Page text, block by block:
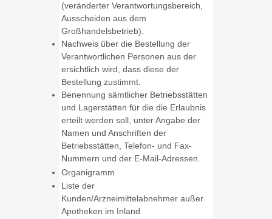
(veränderter Verantwortungsbereich,
Ausscheiden aus dem
Großhandelsbetrieb).
Nachweis über die Bestellung der
Verantwortlichen Personen aus der
ersichtlich wird, dass diese der
Bestellung zustimmt.
Benennung sämtlicher Betriebsstätten
und Lagerstätten für die die Erlaubnis
erteilt werden soll, unter Angabe der
Namen und Anschriften der
Betriebsstätten, Telefon- und Fax-
Nummern und der E-Mail-Adressen.
Organigramm
Liste der
Kunden/Arzneimittelabnehmer außer
Apotheken im Inland